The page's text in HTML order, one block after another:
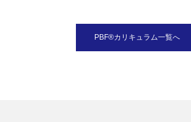
PBF®︎カリキュラム一覧へ